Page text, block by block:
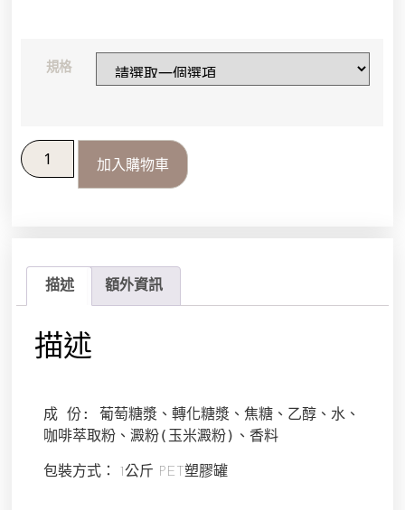
規格
加入購物車
描述 額外資訊
描述
成 份: 葡萄糖漿、轉化糖漿、焦糖、乙醇、水、
咖啡萃取粉、澱粉(玉米澱粉)、香料
包裝方式： 1公斤 PET塑膠罐